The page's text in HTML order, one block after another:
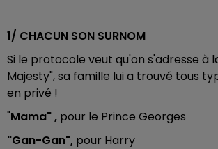
1/ CHACUN SON SURNOM
Si le protocole veut qu'on s'adresse à
Majesty", sa famille lui a trouvé tous
en privé !
"Mama" , pour le Prince Georges
"Gan-Gan", pour Harry